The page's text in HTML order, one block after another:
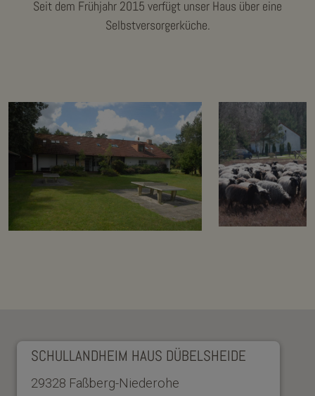
Seit dem Frühjahr 2015 verfügt unser Haus über eine
Selbstversorgerküche.
SCHULLANDHEIM HAUS DÜBELSHEIDE
29328 Faßberg-Niederohe